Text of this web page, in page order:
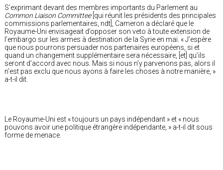
S’exprimant devant des membres importants du Parlement au
Common Liaison Committee[qui réunit les présidents des principales
commissions parlementaires, ndt], Cameron a déclaré que le
Royaume-Uni envisageait d’opposer son veto à toute extension de
l’embargo sur les armes à destination de la Syrie en mai. « J’espère
que nous pourrons persuader nos partenaires européens, si et
quand un changement supplémentaire sera nécessaire, [et] qu’ils
seront d’accord avec nous. Mais si nous n’y parvenons pas, alors il
n’est pas exclu que nous ayons à faire les choses à notre manière, »
a-t-il dit.
Le Royaume-Uni est « toujours un pays indépendant » et « nous
pouvons avoir une politique étrangère indépendante, » a-t-il dit sous
forme de menace.